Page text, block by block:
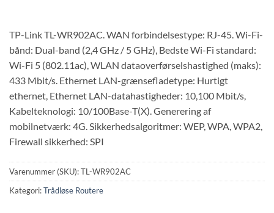
TP-Link TL-WR902AC. WAN forbindelsestype: RJ-45. Wi-Fi-
bånd: Dual-band (2,4 GHz / 5 GHz), Bedste Wi-Fi standard:
Wi-Fi 5 (802.11ac), WLAN dataoverførselshastighed (maks):
433 Mbit/s. Ethernet LAN-grænsefladetype: Hurtigt
ethernet, Ethernet LAN-datahastigheder: 10,100 Mbit/s,
Kabelteknologi: 10/100Base-T(X). Generering af
mobilnetværk: 4G. Sikkerhedsalgoritmer: WEP, WPA, WPA2,
Firewall sikkerhed: SPI
Varenummer (SKU):TL-WR902AC
Kategori:Trådløse Routere